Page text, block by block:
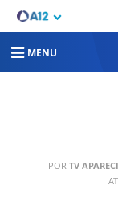
MENU
POR TV